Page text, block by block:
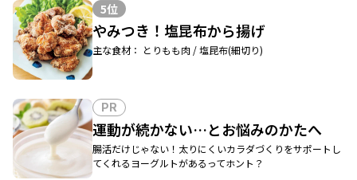
5位
やみつき！塩昆布から揚げ
主な食材： とりもも肉 / 塩昆布(細切り)
PR
運動が続かない…とお悩みのかたへ
腸活だけじゃない！太りにくいカラダづくりをサポートし
てくれるヨーグルトがあるってホント？